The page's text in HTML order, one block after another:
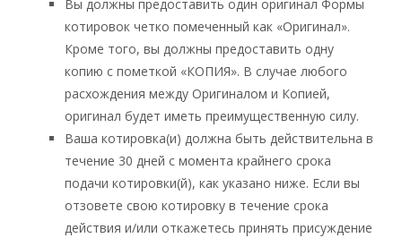
Вы должны предоставить один оригинал Формы
котировок четко помеченный как «Оригинал».
Кроме того, вы должны предоставить одну
копию с пометкой «КОПИЯ». В случае любого
расхождения между Оригиналом и Копией,
оригинал будет иметь преимущественную силу.
Ваша котировка(и) должна быть действительна в
течение 30 дней с момента крайнего срока
подачи котировки(й), как указано ниже. Если вы
отзовете свою котировку в течение срока
действия и/или откажетесь принять присуждение